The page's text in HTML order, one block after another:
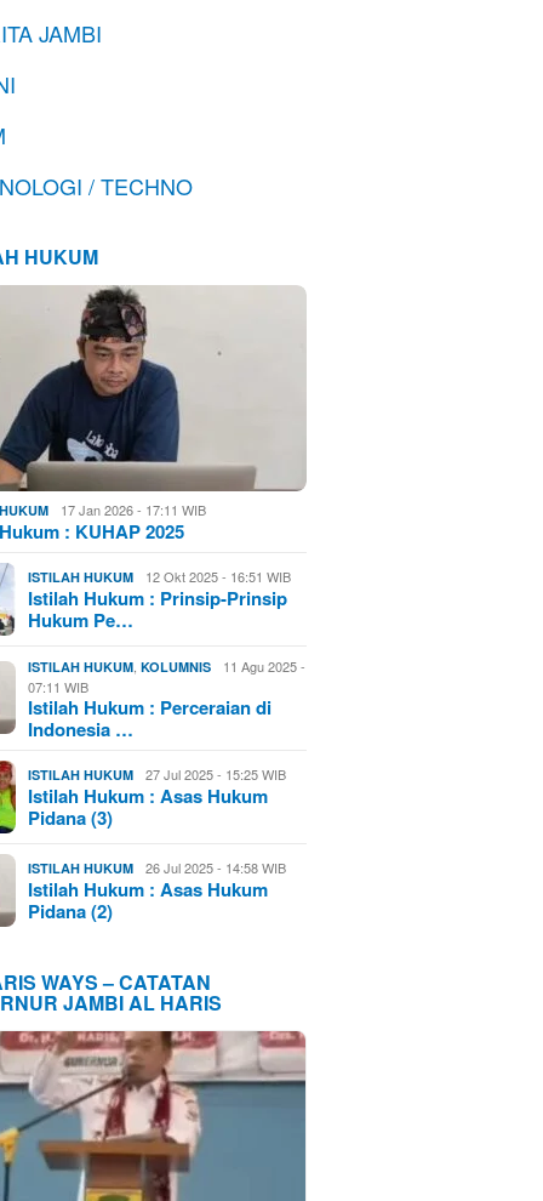
JAMBI
/ TECHNO
HUKUM
17 Jan 2026 - 17:11 WIB
: KUHAP 2025
ISTILAH HUKUM 12 Okt 2025 - 16:51 WIB
Istilah Hukum : Prinsip-Prinsip
Hukum Pe…
ISTILAH HUKUM ,KOLUMNIS
11 Agu 2025 -
07:11 WIB
Istilah Hukum : Perceraian di
Indonesia …
ISTILAH HUKUM 27 Jul 2025 - 15:25 WIB
Istilah Hukum : Asas Hukum
Pidana (3)
ISTILAH HUKUM 26 Jul 2025 - 14:58 WIB
Istilah Hukum : Asas Hukum
Pidana (2)
WAYS – CATATAN
JAMBI AL HARIS